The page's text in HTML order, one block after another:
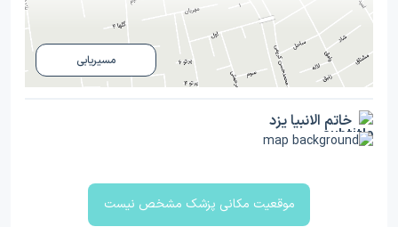
مسیریابی
خاتم الانبیا یزد
موقعیت مکانی پزشک مشخص نیست